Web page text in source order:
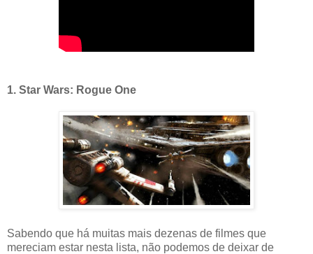
1. Star Wars: Rogue One
Sabendo que há muitas mais dezenas de filmes que
mereciam estar nesta lista, não podemos de deixar de